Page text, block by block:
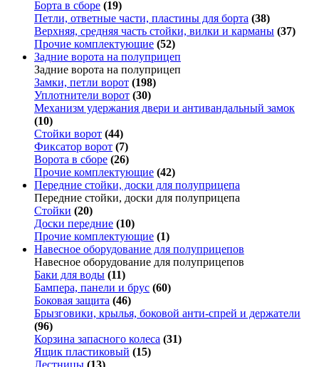
Борта в сборе (19)
Петли, ответные части, пластины для борта (38)
Верхняя, средняя часть стойки, вилки и карманы (37)
Прочие комплектующие (52)
Задние ворота на полуприцеп
Задние ворота на полуприцеп
Замки, петли ворот (198)
Уплотнители ворот (30)
Механизм удержания двери и антивандальный замок
(10)
Стойки ворот (44)
Фиксатор ворот (7)
Ворота в сборе (26)
Прочие комплектующие (42)
Передние стойки, доски для полуприцепа
Передние стойки, доски для полуприцепа
Стойки (20)
Доски передние (10)
Прочие комплектующие (1)
Навесное оборудование для полуприцепов
Навесное оборудование для полуприцепов
Баки для воды (11)
Бампера, панели и брус (60)
Боковая защита (46)
Брызговики, крылья, боковой анти-спрей и держатели
(96)
Корзина запасного колеса (31)
Ящик пластиковый (15)
Лестницы (13)